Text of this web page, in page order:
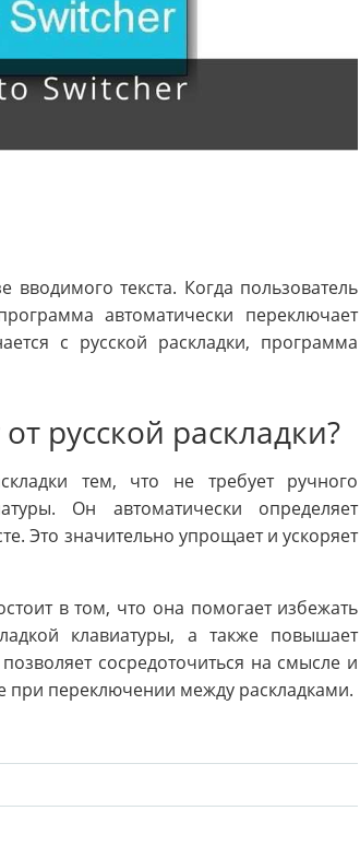
текста. Когда пользователь
автоматически переключает
с русской раскладки, программа
русской раскладки?
тем, что не требует ручного
Он автоматически определяет
Это значительно упрощает и ускоряет
в том, что она помогает избежать
клавиатуры, а также повышает
сосредоточиться на смысле и
переключении между раскладками.